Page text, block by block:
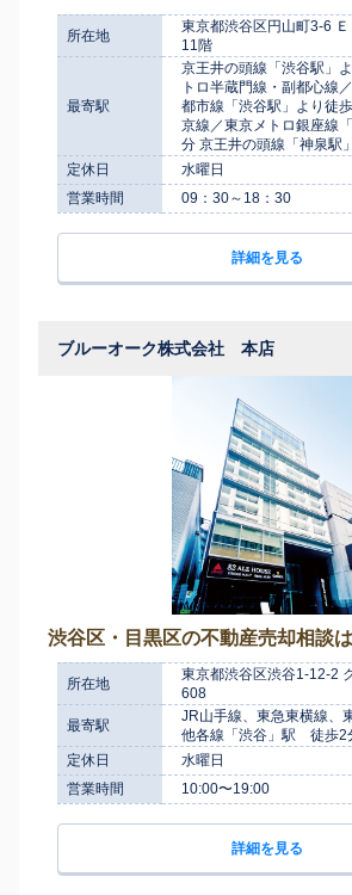
所在地
東京都渋谷区円山町3-6
11階
最寄駅
京王井の頭線「渋谷駅」
トロ半蔵門線・副都心線
都市線「渋谷駅」より徒
京線／東京メトロ銀座線
分 京王井の頭線「神泉駅
定休日
水曜日
営業時間
09：30～18：30
詳細を見る
ブルーオーク株式会社 本店
渋谷区・目黒区の不動産売却相談
所在地
東京都渋谷区渋谷1-12-2
608
最寄駅
JR山手線、東急東横線、
他各線「渋谷」駅 徒歩2
定休日
水曜日
営業時間
10:00〜19:00
詳細を見る